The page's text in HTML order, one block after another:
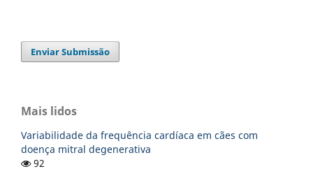
Enviar Submissão
Mais lidos
Variabilidade da frequência cardíaca em cães com
doença mitral degenerativa
92